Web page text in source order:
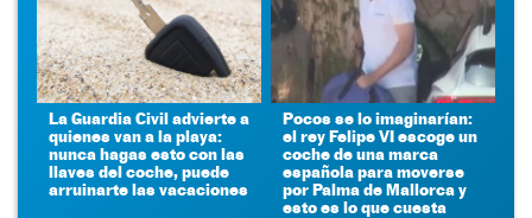
La Guardia Civil advierte a
quienes van a la playa:
nunca hagas esto con las
llaves del coche, puede
arruinarte las vacaciones
Pocos se lo imaginarían:
el rey Felipe VI escoge un
coche de una marca
española para moverse
por Palma de Mallorca y
esto es lo que cuesta